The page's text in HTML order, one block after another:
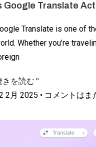
Google Translate
Translate is one of
Whether you’re
きを読む "
2月 2025 コメントはま